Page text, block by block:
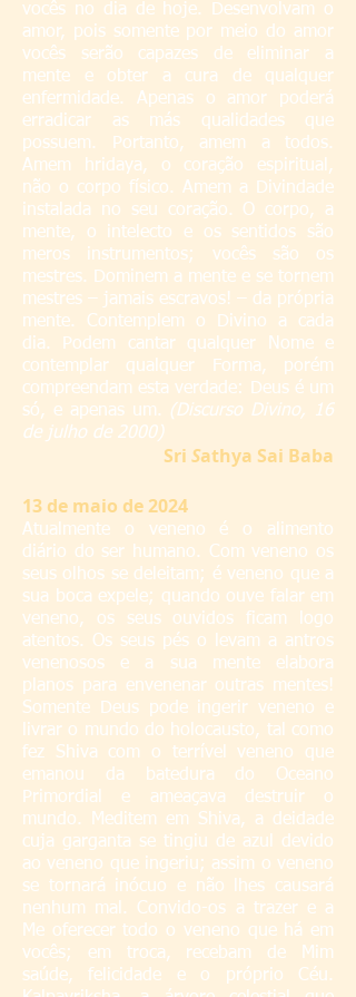
vocês no dia de hoje. Desenvolvam o
amor, pois somente por meio do amor
vocês serão capazes de eliminar a
mente e obter a cura de qualquer
enfermidade. Apenas o amor poderá
erradicar as más qualidades que
possuem. Portanto, amem a todos.
Amem hridaya, o coração espiritual,
não o corpo físico. Amem a Divindade
instalada no seu coração. O corpo, a
mente, o intelecto e os sentidos são
meros instrumentos; vocês são os
mestres. Dominem a mente e se tornem
mestres – jamais escravos! – da própria
mente. Contemplem o Divino a cada
dia. Podem cantar qualquer Nome e
contemplar qualquer Forma, porém
compreendam esta verdade: Deus é um
só, e apenas um. (Discurso Divino, 16
de julho de 2000)
Sri Sathya Sai Baba
13 de maio de 2024
Atualmente o veneno é o alimento
diário do ser humano. Com veneno os
seus olhos se deleitam; é veneno que a
sua boca expele; quando ouve falar em
veneno, os seus ouvidos ficam logo
atentos. Os seus pés o levam a antros
venenosos e a sua mente elabora
planos para envenenar outras mentes!
Somente Deus pode ingerir veneno e
livrar o mundo do holocausto, tal como
fez Shiva com o terrível veneno que
emanou da batedura do Oceano
Primordial e ameaçava destruir o
mundo. Meditem em Shiva, a deidade
cuja garganta se tingiu de azul devido
ao veneno que ingeriu; assim o veneno
se tornará inócuo e não lhes causará
nenhum mal. Convido-os a trazer e a
Me oferecer todo o veneno que há em
vocês; em troca, recebam de Mim
saúde, felicidade e o próprio Céu.